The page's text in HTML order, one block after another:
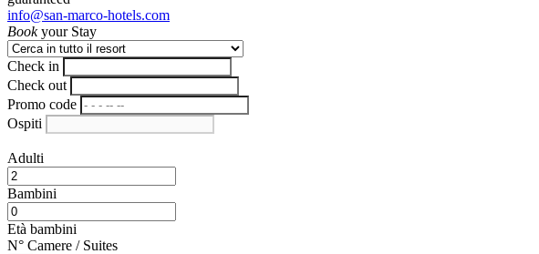
info@san-marco-hotels.com
Bookyour Stay
Check in
Check out
Promo code
Ospiti
Adulti
Bambini
Età bambini
N° Camere / Suites